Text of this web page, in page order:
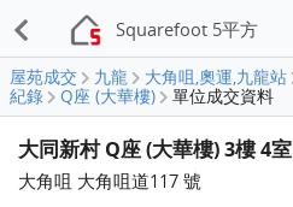
Squarefoot 5平方
屋苑成交 九龍 大角咀,奧運,九龍站
紀錄
Q座 (大華樓) 單位成交資料
大同新村 Q座 (大華樓) 3樓 4室
大角咀 大角咀道117 號